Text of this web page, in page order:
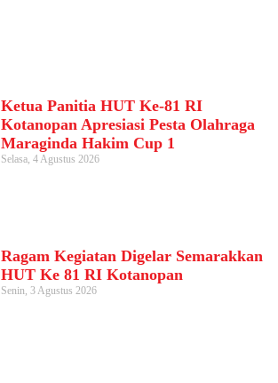
Ketua Panitia HUT Ke-81 RI
Kotanopan Apresiasi Pesta Olahraga
Maraginda Hakim Cup 1
Selasa, 4 Agustus 2026
Ragam Kegiatan Digelar Semarakkan
HUT Ke 81 RI Kotanopan
Senin, 3 Agustus 2026